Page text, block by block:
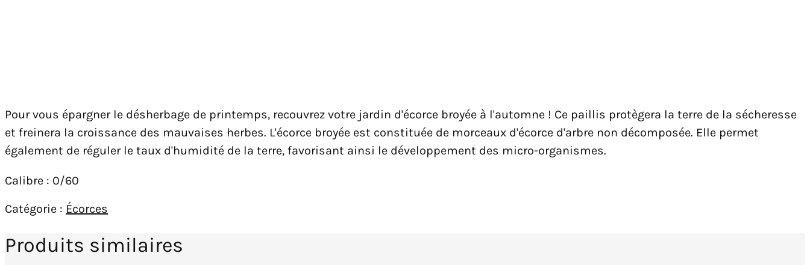
Pour vous épargner le désherbage de printemps, recouvrez votre jardin d'écorce broyée à l'automne ! Ce paillis protègera la terre de la sécheresse
et freinera la croissance des mauvaises herbes. L'écorce broyée est constituée de morceaux d'écorce d'arbre non décomposée. Elle permet
également de réguler le taux d'humidité de la terre, favorisant ainsi le développement des micro-organismes.
Calibre : 0/60
Catégorie : Écorces
Produits similaires